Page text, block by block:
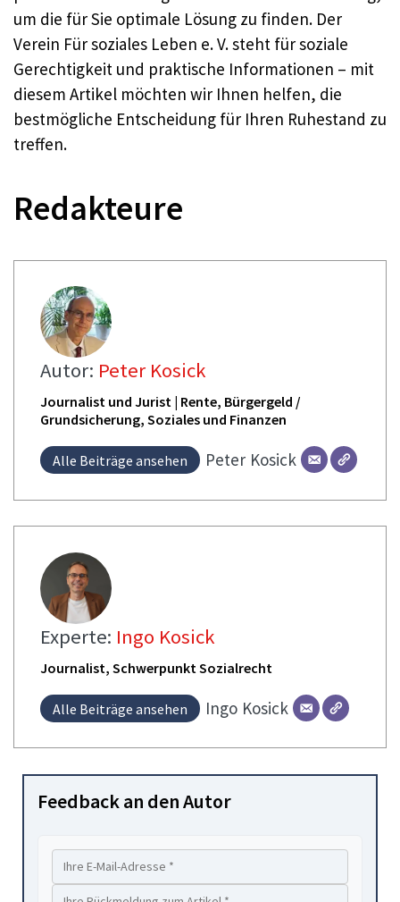
um die für Sie optimale Lösung zu finden. Der
Verein Für soziales Leben e. V. steht für soziale
Gerechtigkeit und praktische Informationen – mit
diesem Artikel möchten wir Ihnen helfen, die
bestmögliche Entscheidung für Ihren Ruhestand zu
treffen.
Redakteure
Autor: Peter Kosick
Journalist und Jurist | Rente, Bürgergeld /
Grundsicherung, Soziales und Finanzen
Alle Beiträge ansehen Peter Kosick
Experte: Ingo Kosick
Journalist, Schwerpunkt Sozialrecht
Alle Beiträge ansehen Ingo Kosick
Feedback an den Autor